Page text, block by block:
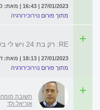
27/01/2023 | 16:43 | מאת: NOT_FOUND
מתוך פורום נוירוכירורגיה
RE: רק בת 24 ויש לי בעיות בזיכרון שמתסכלות אותי מאוד
27/01/2023 | 18:13 | מאת: דר אוריאל ולד
מתוך פורום נוירוכירורגיה
תשובת
אוריאל ולד